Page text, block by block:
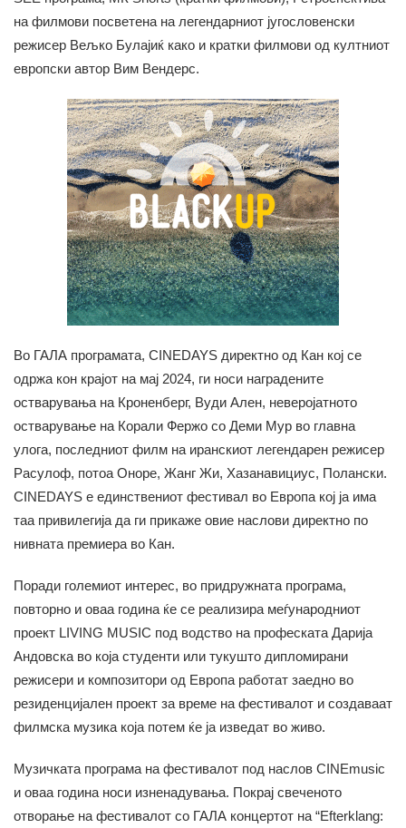
на филмови посветена на легендарниот југословенски
режисер Вељко Булајиќ како и кратки филмови од култниот
европски автор Вим Вендерс.
Во ГАЛА програмата, CINEDAYS директно од Кан кој се
одржа кон крајот на мај 2024, ги носи наградените
остварувања на Кроненберг, Вуди Ален, неверојатното
остварување на Корали Фержо со Деми Мур во главна
улога, последниот филм на иранскиот легендарен режисер
Расулоф, потоа Оноре, Жанг Жи, Хазанавициус, Полански.
CINEDAYS е единствениот фестивал во Европа кој ја има
таа привилегија да ги прикаже овие наслови директно по
нивната премиера во Кан.
Поради големиот интерес, во придружната програма,
повторно и оваа година ќе се реализира меѓународниот
проект LIVING MUSIC под водство на професката Дарија
Андовска во која студенти или тукушто дипломирани
режисери и композитори од Европа работат заедно во
резиденцијален проект за време на фестивалот и создаваат
филмска музика која потем ќе ја изведат во живо.
Музичката програма на фестивалот под наслов CINEmusic
и оваа година носи изненадувања. Покрај свеченото
отворање на фестивалот со ГАЛА концертот на “Efterklang: